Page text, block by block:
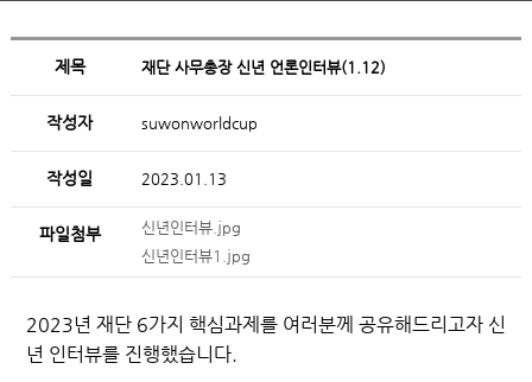
제목 재단 사무총장 신년 언론인터뷰(1.12)
작성자 suwonworldcup
작성일 2023.01.13
파일첨부
신년인터뷰.jpg
신년인터뷰1.jpg
2023년 재단 6가지 핵심과제를 여러분께 공유해드리고자 신
년 인터뷰를 진행했습니다.